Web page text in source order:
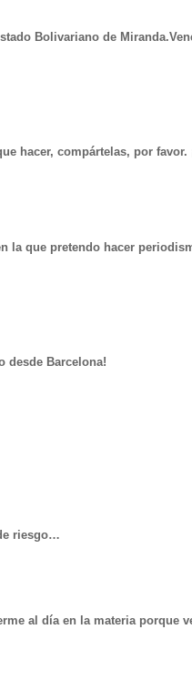
Bolivariano de
hacer, compártelas, por favor.
la que pretendo hacer
desde Barcelona!
riesgo…
al día en la materia porque